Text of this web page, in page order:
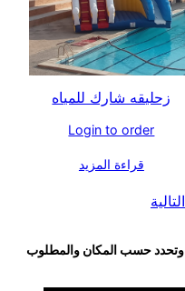
زحليقه شارك للمياه
Login to order
قراءة المزيد
وتحدد حسب المكان والمطلوب